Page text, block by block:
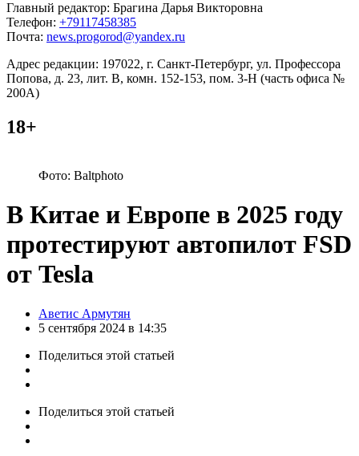
Главный редактор: Брагина Дарья Викторовна
Телефон: +79117458385
Почта: news.progorod@yandex.ru
Адрес редакции: 197022, г. Санкт-Петербург, ул. Профессора
Попова, д. 23, лит. В, комн. 152-153, пом. 3-Н (часть офиса №
200А)
18+
Фото: Baltphoto
В Китае и Европе в 2025 году
протестируют автопилот FSD
от Tesla
Posted
by
Аветис Армутян
5 сентября 2024 в 14:35
Поделиться этой статьей
Поделиться этой статьей